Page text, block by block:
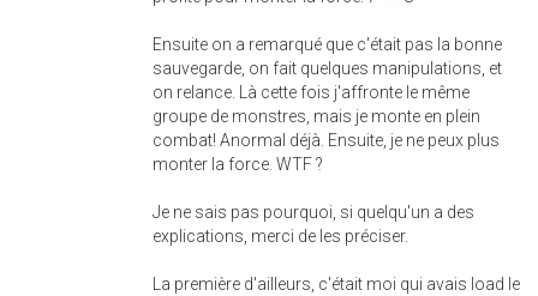
Ensuite on a remarqué que c'était pas la bonne
sauvegarde, on fait quelques manipulations, et
on relance. Là cette fois j'affronte le même
groupe de monstres, mais je monte en plein
combat! Anormal déjà. Ensuite, je ne peux plus
monter la force. WTF ?
Je ne sais pas pourquoi, si quelqu'un a des
explications, merci de les préciser.
La première d'ailleurs, c'était moi qui avais load le